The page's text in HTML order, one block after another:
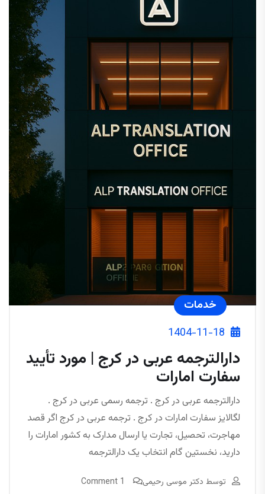
خدمات
1404-11-18
دارالترجمه عربی در کرج | مورد تأیید
سفارت امارات
دارالترجمه عربی در کرج . ترجمه رسمی عربی در کرج .
لگالایز سفارت امارات در کرج . ترجمه عربی در کرج اگر قصد
مهاجرت، تحصیل، تجارت یا ارسال مدارک به کشور امارات را
دارید، نخستین گام انتخاب یک دارالترجمه
توسط دکتر موسی رحیمی 1 Comment